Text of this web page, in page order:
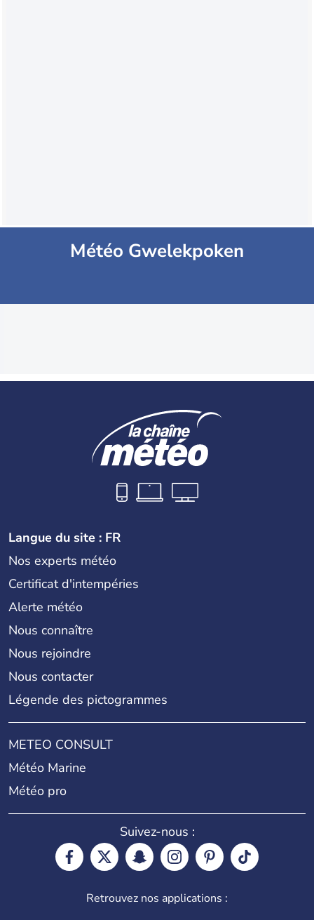
Météo Gwelekpoken
Langue du site : FR
Nos experts météo
Certificat d'intempéries
Alerte météo
Nous connaître
Nous rejoindre
Nous contacter
Légende des pictogrammes
METEO CONSULT
Météo Marine
Météo pro
Suivez-nous :
Retrouvez nos applications :